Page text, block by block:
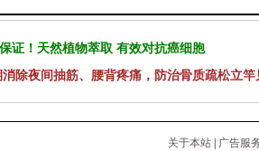
证！天然植物萃取 有效对抗癌细胞
除夜间抽筋、腰背疼痛，防治骨质疏松立竿
关于本站
广告服